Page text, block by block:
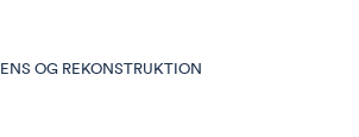
OG REKONSTRUKTION